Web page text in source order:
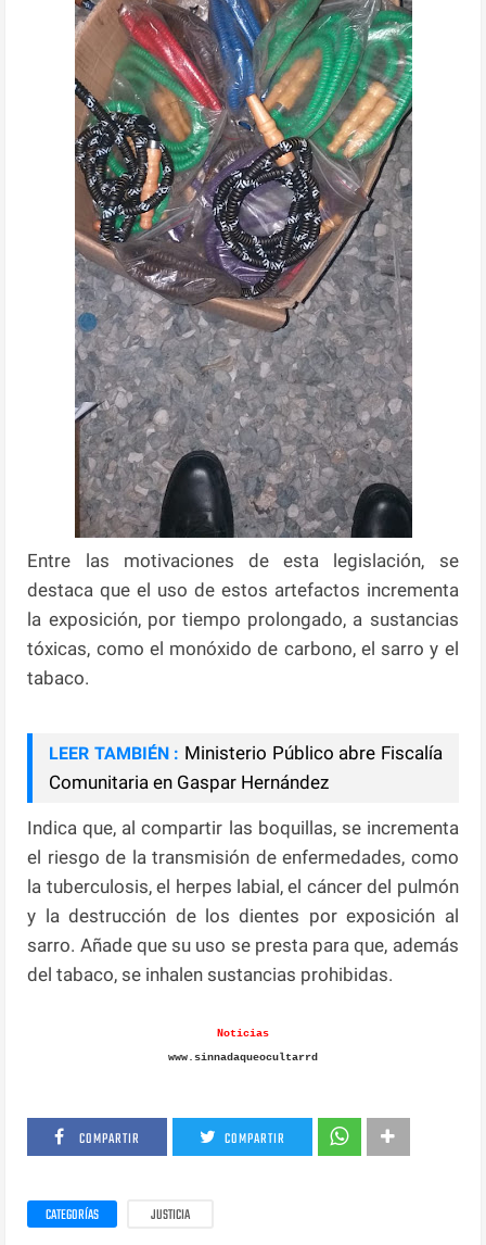
Entre las motivaciones de esta legislación, se
destaca que el uso de estos artefactos incrementa
la exposición, por tiempo prolongado, a sustancias
tóxicas, como el monóxido de carbono, el sarro y el
tabaco.
LEER TAMBIÉN : Ministerio Público abre Fiscalía
Comunitaria en Gaspar Hernández
Indica que, al compartir las boquillas, se incrementa
el riesgo de la transmisión de enfermedades, como
la tuberculosis, el herpes labial, el cáncer del pulmón
y la destrucción de los dientes por exposición al
sarro. Añade que su uso se presta para que, además
del tabaco, se inhalen sustancias prohibidas.
Noticias
www.sinnadaqueocultarrd
COMPARTIR COMPARTIR
CATEGORÍAS JUSTICIA